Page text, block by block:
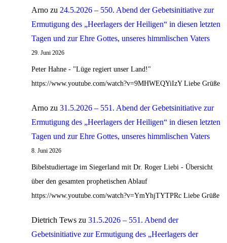
Arno zu 24.5.2026 – 550. Abend der Gebetsinitiative zur
Ermutigung des „Heerlagers der Heiligen“ in diesen letzten
Tagen und zur Ehre Gottes, unseres himmlischen Vaters
29. Juni 2026
Peter Hahne - "Lüge regiert unser Land!"
https://www.youtube.com/watch?v=9MHWEQYiIzY Liebe Grüße
Arno zu 31.5.2026 – 551. Abend der Gebetsinitiative zur
Ermutigung des „Heerlagers der Heiligen“ in diesen letzten
Tagen und zur Ehre Gottes, unseres himmlischen Vaters
8. Juni 2026
Bibelstudiertage im Siegerland mit Dr. Roger Liebi - Übersicht
über den gesamten prophetischen Ablauf
https://www.youtube.com/watch?v=YmYhjTYTPRc Liebe Grüße
Dietrich Tews zu 31.5.2026 – 551. Abend der
Gebetsinitiative zur Ermutigung des „Heerlagers der